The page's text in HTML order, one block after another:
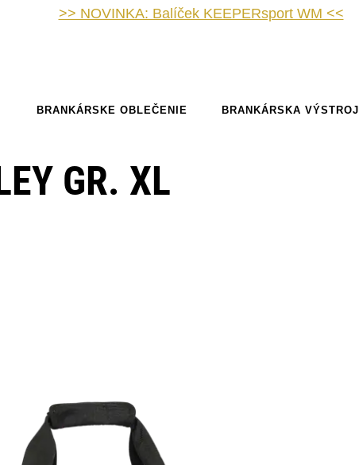
>> NOVINKA: Balíček KEEPERsport WM <<
BRANKÁRSKE OBLEČENIE BRANKÁRSKA VÝSTROJ
GR. XL